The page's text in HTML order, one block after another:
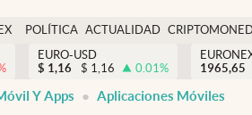
USA
Colombia
POLÍTICA ACTUALIDAD
EURO-USD
$ 1,16 $ 1,16 0.01%
1965,65
Y Apps Aplicaciones Móviles